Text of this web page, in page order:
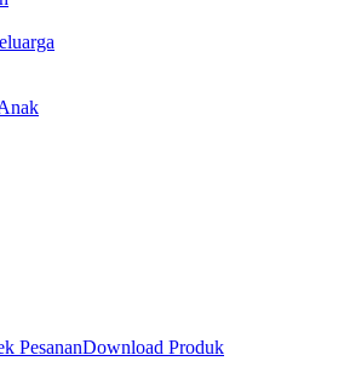
PesananDownload Produk